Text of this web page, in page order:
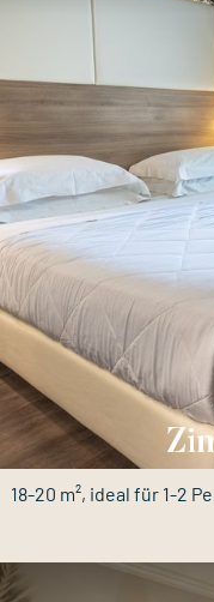
18-20 m², ideal für 1-2